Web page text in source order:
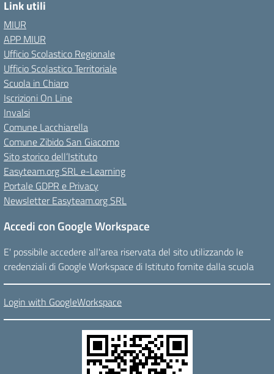
Link utili
MIUR
APP MIUR
Ufficio Scolastico Regionale
Ufficio Scolastico Territoriale
Scuola in Chiaro
Iscrizioni On Line
Invalsi
Comune Lacchiarella
Comune Zibido San Giacomo
Sito storico dell’Istituto
Easyteam.org SRL e-Learning
Portale GDPR e Privacy
Newsletter Easyteam.org SRL
Accedi con Google Workspace
E' possibile accedere all'area riservata del sito utilizzando le
credenziali di Google Workspace di Istituto fornite dalla scuola
Login with GoogleWorkspace